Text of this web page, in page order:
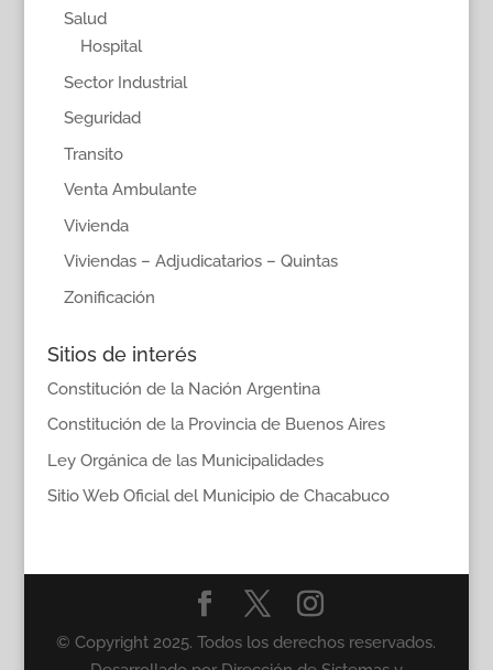
Salud
Hospital
Sector Industrial
Seguridad
Transito
Venta Ambulante
Vivienda
Viviendas – Adjudicatarios – Quintas
Zonificación
Sitios de interés
Constitución de la Nación Argentina
Constitución de la Provincia de Buenos Aires
Ley Orgánica de las Municipalidades
Sitio Web Oficial del Municipio de Chacabuco
© Copyright 2025. Todos los derechos reservados.